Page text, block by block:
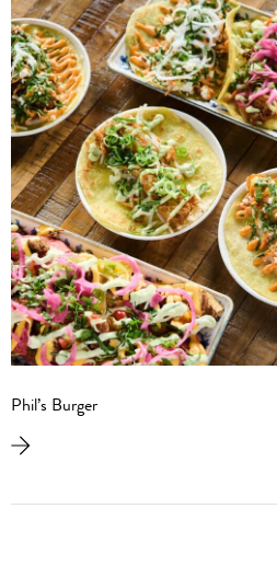
Phil’s Burger